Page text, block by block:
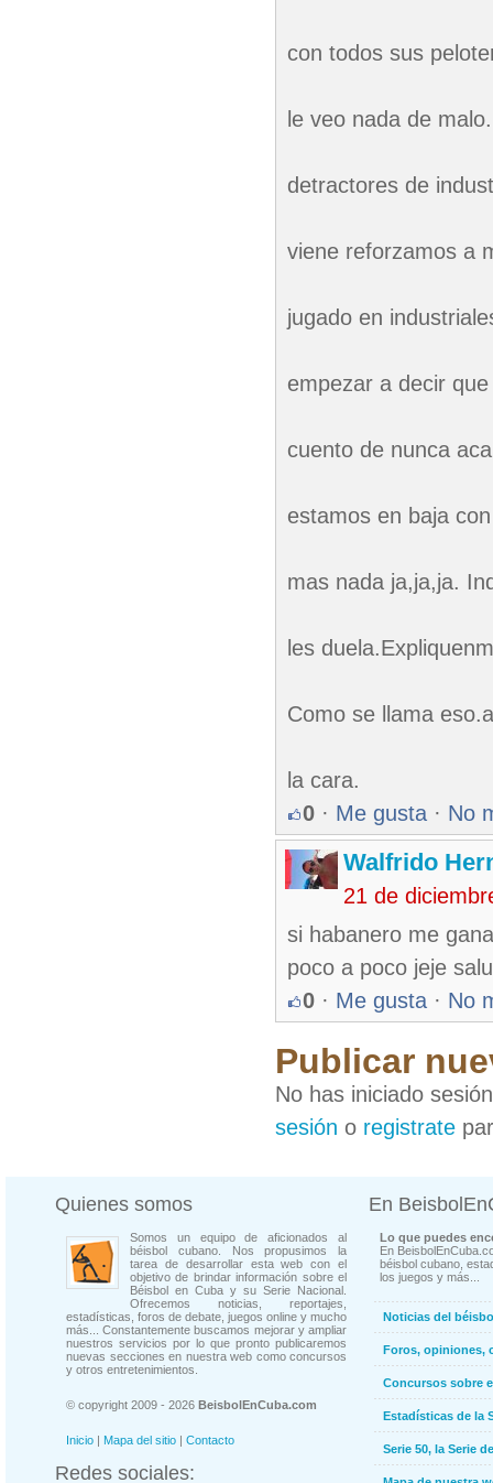
con todos sus
le veo nada de
detractores de
viene reforzamos a
jugado en
empezar a decir
cuento de nunca
estamos en baja
mas nada ja,ja,ja.
les
Como se llama
la cara.
0 · Me gusta · No
Walfrido
21 de
si habanero me
poco a poco jeje
0 · Me gusta · No
Publicar
No has iniciado
sesión o registrate
Quienes somos
Somos un equipo de aficionados al
béisbol cubano. Nos propusimos la
tarea de desarrollar esta web con el
objetivo de brindar información sobre el
Béisbol en Cuba y su Serie Nacional.
Ofrecemos noticias, reportajes,
estadísticas, foros de debate, juegos online y mucho
más... Constantemente buscamos mejorar y ampliar
nuestros servicios por lo que pronto publicaremos
nuevas secciones en nuestra web como concursos
y otros entretenimientos.
© copyright 2009 - 2026 BeisbolEnCuba.com
Inicio | Mapa del sitio | Contacto
Redes sociales:
En
Lo que puedes
En
béisbol cubano,
los juegos y más...
Noticias del
Foros, opiniones,
Concursos sobre
Estadísticas de la
Serie 50, la Serie